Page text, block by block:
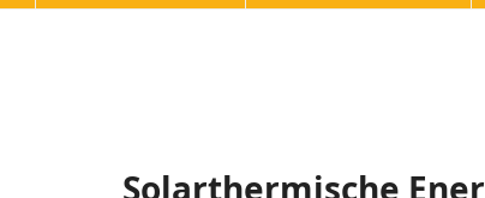
Solarthermische